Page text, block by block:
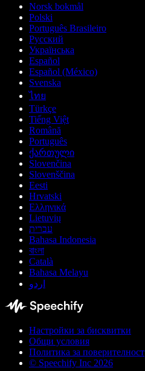
Norsk bokmål
Polski
Português Brasileiro
Русский
Українська
Español
Español (México)
Svenska
ไทย
Türkçe
Tiếng Việt
Română
Português
ქართული
Slovenčina
Slovenščina
Eesti
Hrvatski
Ελληνικά
Lietuvių
עברית
Bahasa Indonesia
বাংলা
Català
Bahasa Melayu
اردو
Настройки за бисквитки
Общи условия
Политика за поверителност
© Speechify Inc 2026